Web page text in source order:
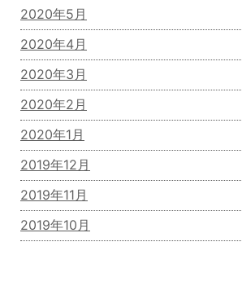
2020年5月
2020年4月
2020年3月
2020年2月
2020年1月
2019年12月
2019年11月
2019年10月